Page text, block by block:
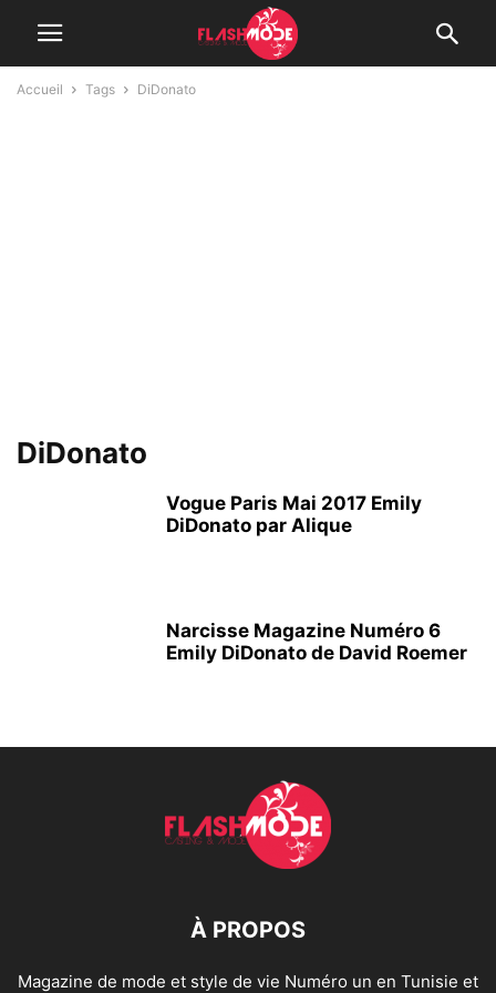
Accueil Tags DiDonato
DiDonato
Vogue Paris Mai 2017 Emily
DiDonato par Alique
Narcisse Magazine Numéro 6
Emily DiDonato de David Roemer
À PROPOS
Magazine de mode et style de vie Numéro un en Tunisie et